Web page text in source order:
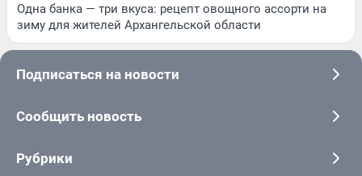
Одна банка — три вкуса: рецепт овощного ассорти на
зиму для жителей Архангельской области
Подписаться на новости
Сообщить новость
Рубрики